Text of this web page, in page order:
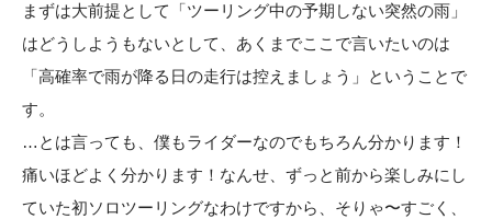
まずは大前提として「ツーリング中の予期しない突然の雨」
はどうしようもないとして、あくまでここで言いたいのは
「高確率で雨が降る日の走行は控えましょう」ということで
す。
…とは言っても、僕もライダーなのでもちろん分かります！
痛いほどよく分かります！なんせ、ずっと前から楽しみにし
ていた初ソロツーリングなわけですから、そりゃ〜すごく、